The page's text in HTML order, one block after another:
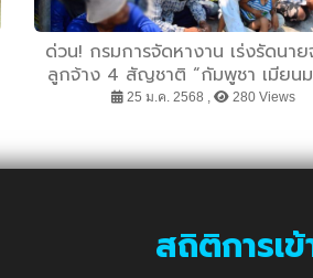
ด่วน! กรมการจัดหางาน เร่งรัดนา
ลูกจ้าง 4 สัญชาติ “กัมพูชา เมียน
เวียดนาม” ต่ออายุใบอนุญาตทำงาน
25 ม.ค. 2568 , 280 Views
สถิติการเ